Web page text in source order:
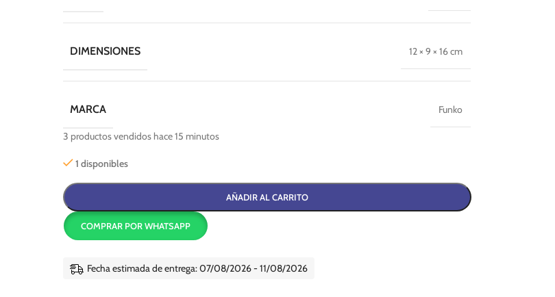
DIMENSIONES 12 × 9 × 16 cm
MARCA Funko
3 productos vendidos hace 15 minutos
1 disponibles
AÑADIR AL CARRITO
COMPRAR POR WHATSAPP
Fecha estimada de entrega: 07/08/2026 - 11/08/2026